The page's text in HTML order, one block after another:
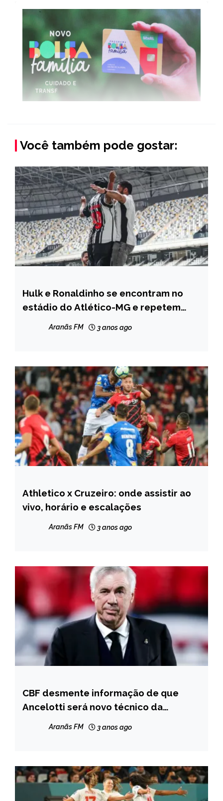
Você também pode gostar:
ESPORTES
Hulk e Ronaldinho se encontram no
estádio do Atlético-MG e repetem
Aranãs FM 3 anos ago
ESPORTES
Athletico x Cruzeiro: onde assistir ao
vivo, horário e escalações
Aranãs FM 3 anos ago
ESPORTES
CBF desmente informação de que
Ancelotti será novo técnico da
Aranãs FM 3 anos ago